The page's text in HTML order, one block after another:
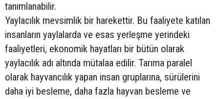
tanımlanabilir.
Yaylacılık mevsimlik bir harekettir. Bu faaliyete katılan
insanların yaylalarda ve esas yerleşme yerindeki
faaliyetleri, ekonomik hayatları bir bütün olarak
yaylacılık adı altında mütalaa edilir. Tarıma paralel
olarak hayvancılık yapan insan gruplarına, sürülerini
daha iyi besleme, daha fazla hayvan besleme ve